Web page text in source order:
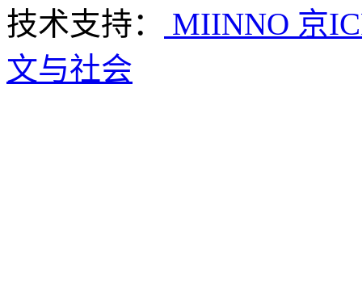
技术支持：
MIINNO 京
文与社会